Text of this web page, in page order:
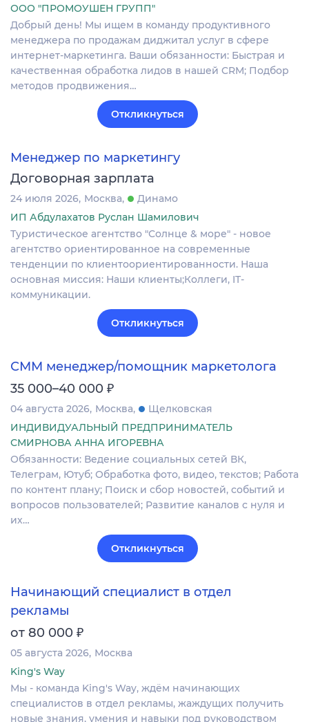
ООО "ПРОМОУШЕН ГРУПП"
Добрый день! Мы ищем в команду продуктивного
менеджера по продажам диджитал услуг в сфере
интернет-маркетинга. Ваши обязанности: Быстрая и
качественная обработка лидов в нашей CRM; Подбор
методов продвижения…
Откликнуться
Менеджер по маркетингу
Договорная зарплата
24 июля 2026 Москва
Динамо
ИП Абдулахатов Руслан Шамилович
Туристическое агентство "Солнце & море" - новое
агентство ориентированное на современные
тенденции по клиентоориентированности. Наша
основная миссия: Наши клиенты;Коллеги, IT-
коммуникации.
Откликнуться
СММ менеджер/помощник маркетолога
35 000–40 000 ₽
04 августа 2026 Москва
Щелковская
ИНДИВИДУАЛЬНЫЙ ПРЕДПРИНИМАТЕЛЬ
СМИРНОВА АННА ИГОРЕВНА
Обязанности: Ведение социальных сетей ВК,
Телеграм, Ютуб; Обработка фото, видео, текстов; Работа
по контент плану; Поиск и сбор новостей, событий и
вопросов пользователей; Развитие каналов с нуля и
их…
Откликнуться
Начинающий специалист в отдел
рекламы
от 80 000 ₽
05 августа 2026 Москва
King's Way
Мы - команда King's Way, ждём начинающих
специалистов в отдел рекламы, жаждущих получить
новые знания, умения и навыки под руководством